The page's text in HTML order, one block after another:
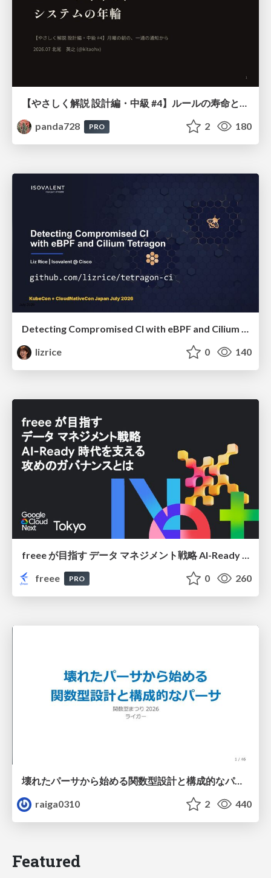
【やさしく解説 設計編・中級 #4】ルールの寿命と、システムの年輪
panda728
PRO 2 180
Detecting Compromised CI with eBPF and Cilium Tetragon
lizrice
0 140
freee
PRO 0 260
壊れたパーサから始める関数型設計と構成的なパーサ #fp_matsuri
raiga0310
2 440
Featured